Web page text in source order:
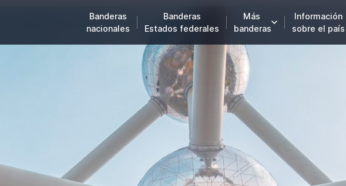
Banderas
nacionales
Banderas
Estados federales
Más
banderas
Información
sobre el país